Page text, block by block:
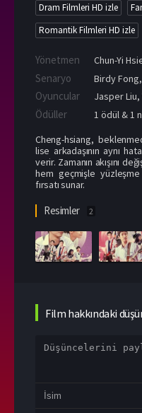
Dram Filmleri HD izle
Romantik Filmleri HD izle
Yönetmen Chun-Yi
Senaryo Birdy
Oyuncular Jasper Liu,
Ödüller
1 ödül & 1
Cheng-hsiang,
lise arkadaşının aynı
verir. Zamanın akışını
hem geçmişle
fırsatı sunar.
Resimler 2
Film hakkındaki